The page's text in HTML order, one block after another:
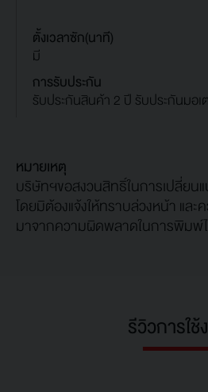
ตั้งเวลาซัก(นาที)
มี
การรับประกัน
รับประกันสินค้า 2 ปี รับประกันมอเ
หมายเหตุ
บริษัทฯขอสงวนสิทธิ์ในการเปลี่ยน
โดยมิต้องแจ้งให้ทราบล่วงหน้า แล
มาจากความผิดพลาดในการพิมพ์
รีวิวการใช้